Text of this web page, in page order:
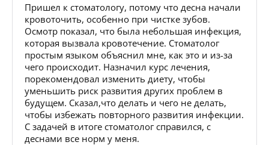
Пришел к стоматологу, потому что десна начали
кровоточить, особенно при чистке зубов.
Осмотр показал, что была небольшая инфекция,
которая вызвала кровотечение. Стоматолог
простым языком объяснил мне, как это и из-за
чего происходит. Назначил курс лечения,
порекомендовал изменить диету, чтобы
уменьшить риск развития других проблем в
будущем. Сказал,что делать и чего не делать,
чтобы избежать повторного развития инфекции.
С задачей в итоге стоматолог справился, с
деснами все норм у меня.